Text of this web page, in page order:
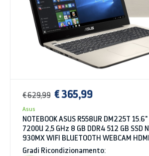
€ 629,99 € 365,99
Asus
NOTEBOOK ASUS R558UR DM225T 15.6"
7200U 2,5 GHz 8 GB DDR4 512 GB SSD
930MX WIFI BLUETOOTH WEBCAM
WINDOWS 10 HOME
Gradi Ricondizionamento: